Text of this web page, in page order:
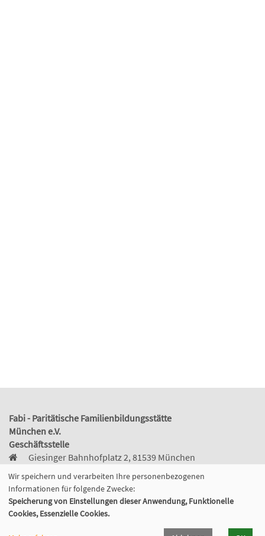
Fabi - Paritätische Familienbildungsstätte
München e.V.
Geschäftsstelle
Giesinger Bahnhofplatz 2, 81539 München
089 9984 8040
089/998480-50
info@fabi-muenchen.de
Wir speichern und verarbeiten Ihre personenbezogenen
Informationen für folgende Zwecke:
Speicherung von Einstellungen dieser Anwendung, Funktionelle
Cookies, Essenzielle Cookies.